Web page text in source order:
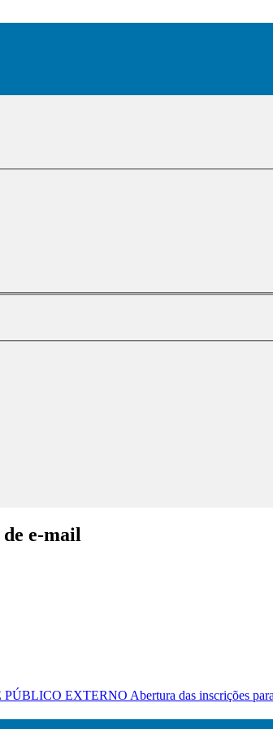
e-mail
EXTERNO Abertura das inscrições